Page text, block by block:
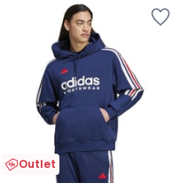
Outlet